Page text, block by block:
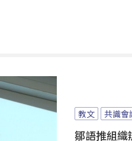
教文 共識會
鄒語推組織